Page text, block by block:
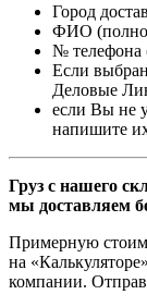
Город
ФИО
№ телефона
Если
Деловые
если Вы не
напишите
Груз с нашего
мы доставляем
Примерную
на
компании.